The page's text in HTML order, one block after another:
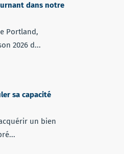
dans notre
Portland,
2026 d...
sa capacité
un bien